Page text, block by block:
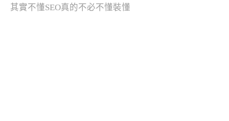
其實不懂SEO真的不必不懂裝懂